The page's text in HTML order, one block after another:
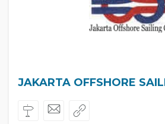
JAKARTA OFFSHORE